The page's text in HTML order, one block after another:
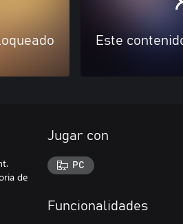
Este
de
Jugar con
PC
Funcionalidades